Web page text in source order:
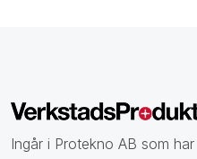
Ingår i Protekno AB som har